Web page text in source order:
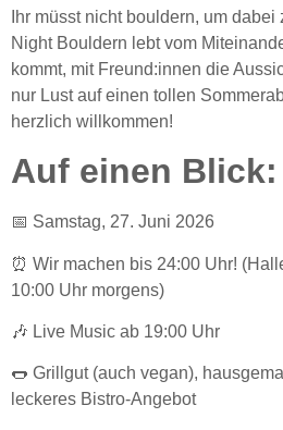
Ihr müsst nicht bouldern, um
Night Bouldern lebt vom
kommt, mit Freund:innen die
nur Lust auf einen tollen
herzlich willkommen!
Auf einen Blick:
📅 Samstag, 27. Juni 2026
⏰ Wir machen bis 24:00 Uhr!
10:00 Uhr morgens)
🎶 Live Music ab 19:00 Uhr
🌭 Grillgut (auch vegan),
leckeres Bistro-Angebot